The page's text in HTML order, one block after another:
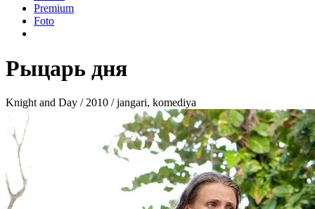
Premium
Foto
Рыцарь дня
Knight and Day / 2010 / jangari, komediya